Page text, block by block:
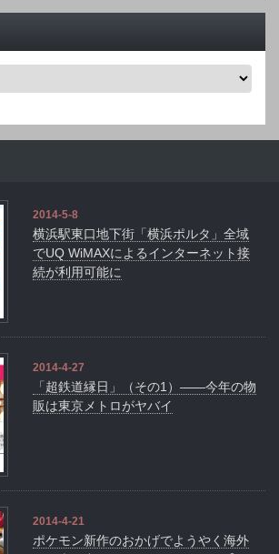
2014-5-8
横浜駅東口地下街「横浜ポルタ」全域
でUQ WiMAXによるインターネット接
続が利用可能に
2014-4-27
「超鉄道縁日」（その1）――今年の物
販は東京メトロがヤバイ
2014-4-21
ポケモン新作のおかげでようやく海外